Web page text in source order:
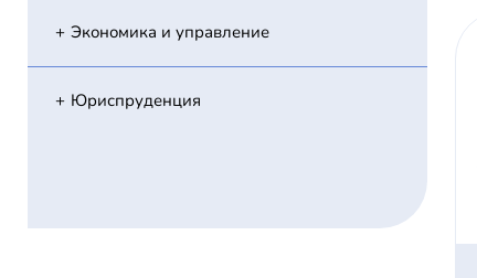
Экономика и управление
Юриспруденция